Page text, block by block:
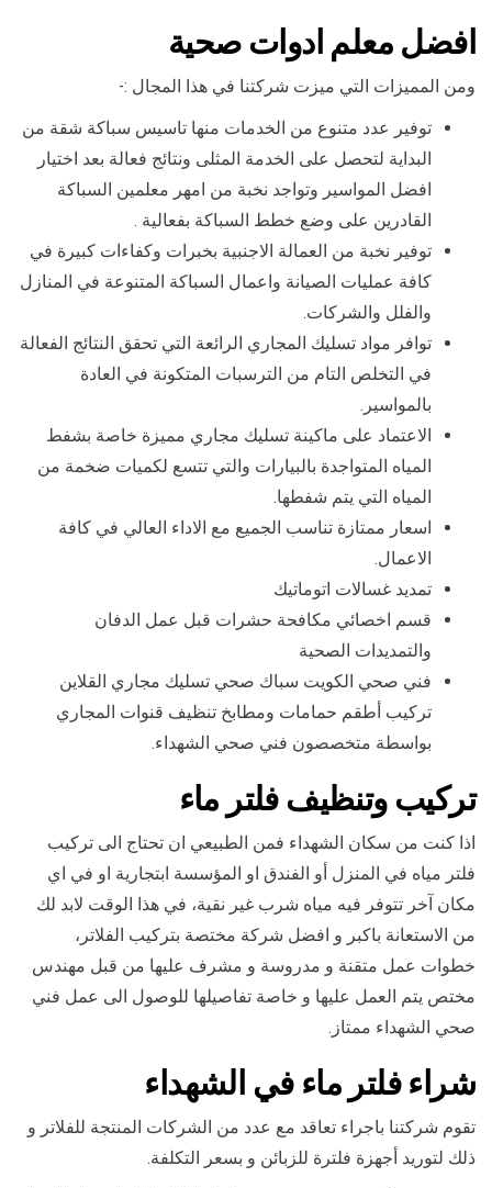
افضل معلم ادوات صحية
ومن المميزات التي ميزت شركتنا في هذا المجال :-
توفير عدد متنوع من الخدمات منها تاسيس سباكة شقة من
البداية لتحصل على الخدمة المثلى ونتائج فعالة بعد اختيار
افضل المواسير وتواجد نخبة من امهر معلمين السباكة
القادرين على وضع خطط السباكة بفعالية .
توفير نخبة من العمالة الاجنبية بخبرات وكفاءات كبيرة في
كافة عمليات الصيانة واعمال السباكة المتنوعة في المنازل
والفلل والشركات.
توافر مواد تسليك المجاري الرائعة التي تحقق النتائج الفعالة
في التخلص التام من الترسبات المتكونة في العادة
بالمواسير.
الاعتماد على ماكينة تسليك مجاري مميزة خاصة بشفط
المياه المتواجدة بالبيارات والتي تتسع لكميات ضخمة من
المياه التي يتم شفطها.
اسعار ممتازة تناسب الجميع مع الاداء العالي في كافة
الاعمال.
تمديد غسالات اتوماتيك
قسم اخصائي مكافحة حشرات قبل عمل الدفان
والتمديدات الصحية
فني صحي الكويت سباك صحي تسليك مجاري القلاين
تركيب أطقم حمامات ومطابخ تنظيف قنوات المجاري
بواسطة متخصصون فني صحي الشهداء.
تركيب وتنظيف فلتر ماء
اذا كنت من سكان الشهداء فمن الطبيعي ان تحتاج الى تركيب
فلتر مياه في المنزل أو الفندق او المؤسسة ابتجارية او في اي
مكان آخر تتوفر فيه مياه شرب غير نقية، في هذا الوقت لابد لك
من الاستعانة باكبر و افضل شركة مختصة بتركيب الفلاتر،
خطوات عمل متقنة و مدروسة و مشرف عليها من قبل مهندس
مختص يتم العمل عليها و خاصة تفاصيلها للوصول الى عمل فني
صحي الشهداء ممتاز.
شراء فلتر ماء في الشهداء
تقوم شركتنا باجراء تعاقد مع عدد من الشركات المنتجة للفلاتر و
ذلك لتوريد أجهزة فلترة للزبائن و بسعر التكلفة.